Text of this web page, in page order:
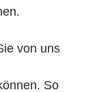
von uns
So